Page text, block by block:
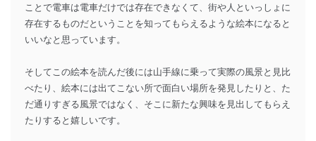
ことで電車は電車だけでは存在できなくて、街や人といっしょに
存在するものだということを知ってもらえるような絵本になると
いいなと思っています。
そしてこの絵本を読んだ後には山手線に乗って実際の風景と見比
べたり、絵本には出てこない所で面白い場所を発見したりと、た
だ通りすぎる風景ではなく、そこに新たな興味を見出してもらえ
たりすると嬉しいです。